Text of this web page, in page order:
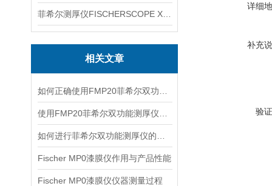
相关文章
Fischer MP0漆膜仪作用与产品性能
Fischer MP0漆膜仪仪器测量过程
详细
补充
验